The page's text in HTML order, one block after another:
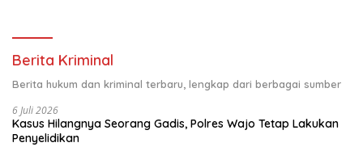
Berita Kriminal
Berita hukum dan kriminal terbaru, lengkap dari berbagai sumber
6 Juli 2026
Kasus Hilangnya Seorang Gadis, Polres Wajo Tetap Lakukan
Penyelidikan